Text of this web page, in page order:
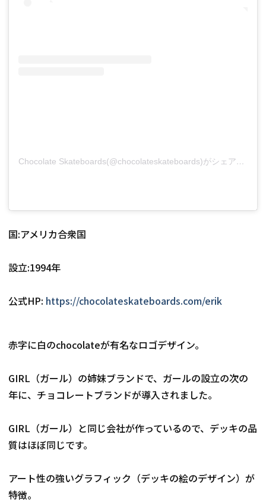
Chocolate Skateboards(@chocolateskateboards)がシェアした投稿
国:アメリカ合衆国
設立:1994年
公式HP: https://chocolateskateboards.com/erik
赤字に白のchocolateが有名なロゴデザイン。
GIRL（ガール）の姉妹ブランドで、ガールの設立の次の
年に、チョコレートブランドが導入されました。
GIRL（ガール）と同じ会社が作っているので、デッキの品
質はほぼ同じです。
アート性の強いグラフィック（デッキの絵のデザイン）が
特徴。